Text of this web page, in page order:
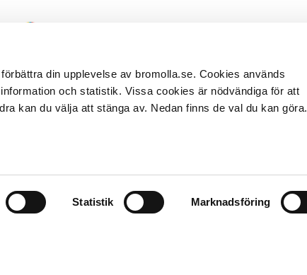
din upplevelse av bromolla.se. Cookies används
och statistik. Vissa cookies är nödvändiga för att
kan du välja att stänga av. Nedan finns de val du kan göra.
Statistik Marknadsföring